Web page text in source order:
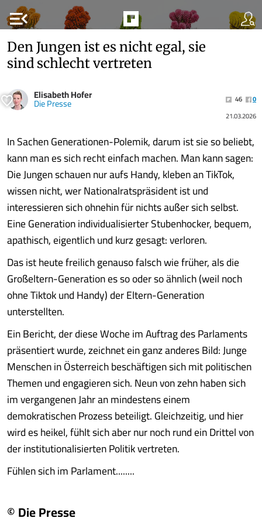
menu_open
Den Jungen ist es nicht egal, sie
sind schlecht vertreten
Elisabeth Hofer
Die Presse 46
0
21.03.2026
In Sachen Generationen-Polemik, darum ist sie so beliebt,
kann man es sich recht einfach machen. Man kann sagen:
Die Jungen schauen nur aufs Handy, kleben an TikTok,
wissen nicht, wer Nationalratspräsident ist und
interessieren sich ohnehin für nichts außer sich selbst.
Eine Generation individualisierter Stubenhocker, bequem,
apathisch, eigentlich und kurz gesagt: verloren.
Das ist heute freilich genauso falsch wie früher, als die
Großeltern-Generation es so oder so ähnlich (weil noch
ohne Tiktok und Handy) der Eltern-Generation
unterstellten.
Ein Bericht, der diese Woche im Auftrag des Parlaments
präsentiert wurde, zeichnet ein ganz anderes Bild: Junge
Menschen in Österreich beschäftigen sich mit politischen
Themen und engagieren sich. Neun von zehn haben sich
im vergangenen Jahr an mindestens einem
demokratischen Prozess beteiligt. Gleichzeitig, und hier
wird es heikel, fühlt sich aber nur noch rund ein Drittel von
der institutionalisierten Politik vertreten.
Fühlen sich im Parlament........
© Die Presse